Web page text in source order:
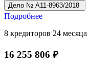
Дело № А11-8963/2018
Подробнее
8 кредиторов 24 месяца
16 255 806 ₽